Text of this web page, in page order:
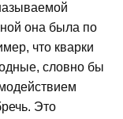
она была по
что кварки
словно бы
Это